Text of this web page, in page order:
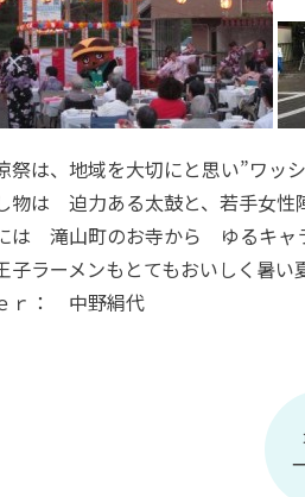
祭は、地域を大切にと思い”ワッ
物は 迫力ある太鼓と、若手女性
は 滝山町のお寺から ゆるキャ
子ラーメンもとてもおいしく暑い
ｒ： 中野絹代